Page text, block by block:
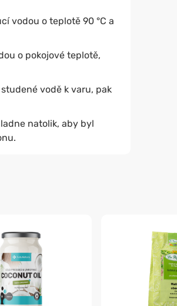
vodou o teplotě 90 °C a
o pokojové teplotě,
vodě k varu, pak
natolik, aby byl